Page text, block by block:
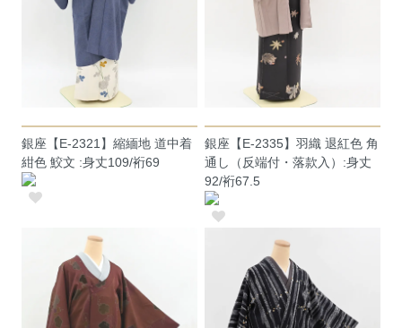
銀座【E-2321】縮緬地 道中着
紺色 鮫文 :身丈109/裄69
銀座【E-2335】羽織 退紅色 角
通し（反端付・落款入）:身丈
92/裄67.5